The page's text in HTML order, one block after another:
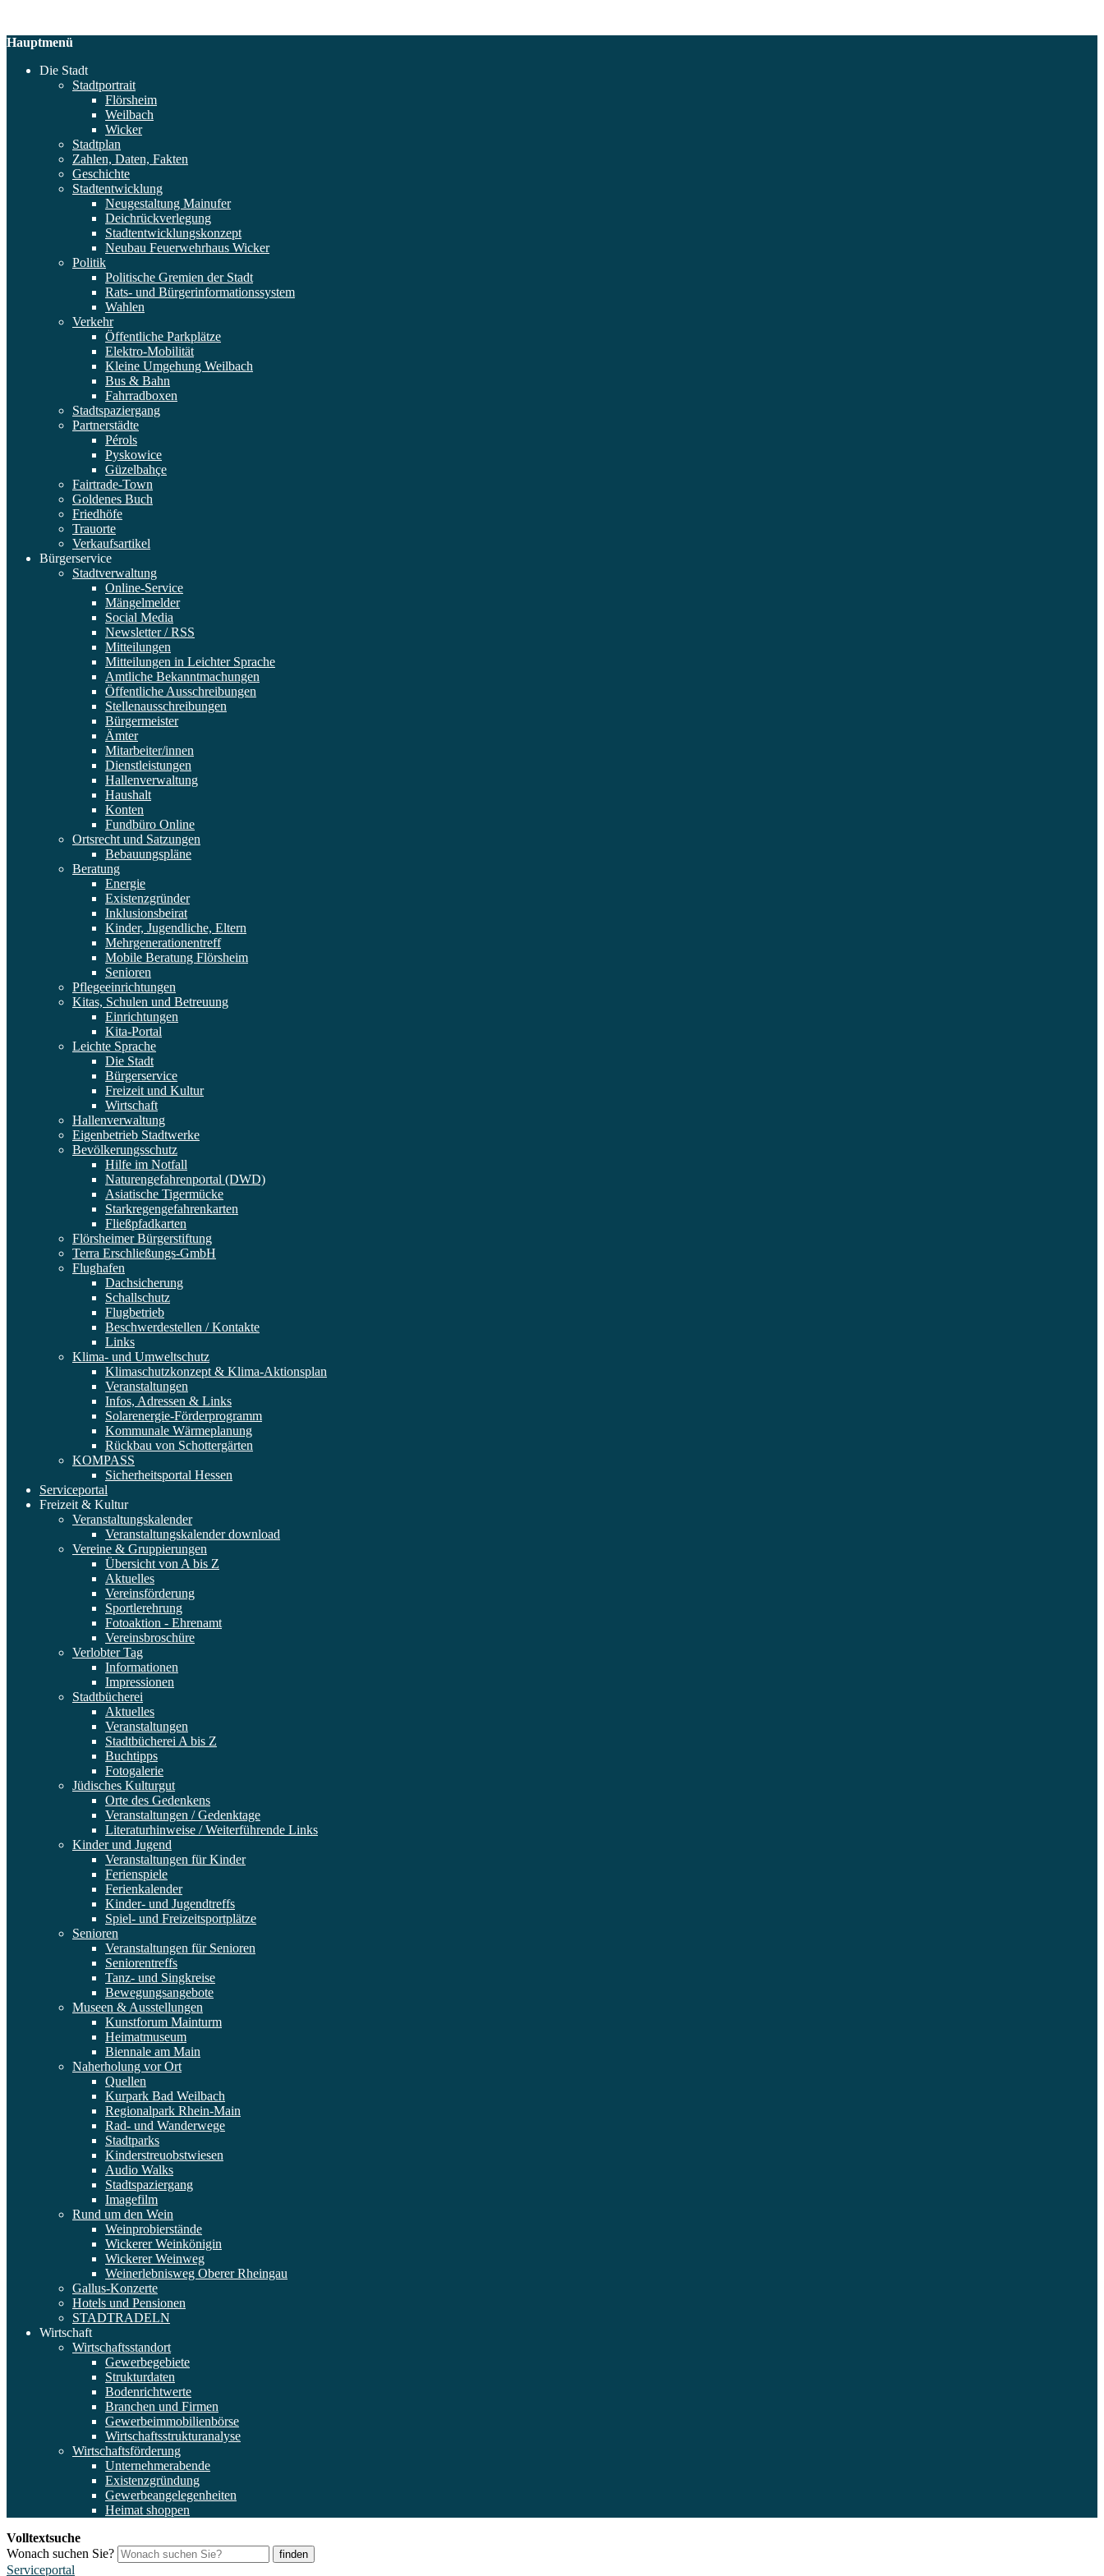
Hauptmenü
Die Stadt
Stadtportrait
Flörsheim
Weilbach
Wicker
Stadtplan
Zahlen, Daten, Fakten
Geschichte
Stadtentwicklung
Neugestaltung Mainufer
Deichrückverlegung
Stadtentwicklungskonzept
Neubau Feuerwehrhaus Wicker
Politik
Politische Gremien der Stadt
Rats- und Bürgerinformationssystem
Wahlen
Verkehr
Öffentliche Parkplätze
Elektro-Mobilität
Kleine Umgehung Weilbach
Bus & Bahn
Fahrradboxen
Stadtspaziergang
Partnerstädte
Pérols
Pyskowice
Güzelbahçe
Fairtrade-Town
Goldenes Buch
Friedhöfe
Trauorte
Verkaufsartikel
Bürgerservice
Stadtverwaltung
Online-Service
Mängelmelder
Social Media
Newsletter / RSS
Mitteilungen
Mitteilungen in Leichter Sprache
Amtliche Bekanntmachungen
Öffentliche Ausschreibungen
Stellenausschreibungen
Bürgermeister
Ämter
Mitarbeiter/innen
Dienstleistungen
Hallenverwaltung
Haushalt
Konten
Fundbüro Online
Ortsrecht und Satzungen
Bebauungspläne
Beratung
Energie
Existenzgründer
Inklusionsbeirat
Kinder, Jugendliche, Eltern
Mehrgenerationentreff
Mobile Beratung Flörsheim
Senioren
Pflegeeinrichtungen
Kitas, Schulen und Betreuung
Einrichtungen
Kita-Portal
Leichte Sprache
Die Stadt
Bürgerservice
Freizeit und Kultur
Wirtschaft
Hallenverwaltung
Eigenbetrieb Stadtwerke
Bevölkerungsschutz
Hilfe im Notfall
Naturengefahrenportal (DWD)
Asiatische Tigermücke
Starkregengefahrenkarten
Fließpfadkarten
Flörsheimer Bürgerstiftung
Terra Erschließungs-GmbH
Flughafen
Dachsicherung
Schallschutz
Flugbetrieb
Beschwerdestellen / Kontakte
Links
Klima- und Umweltschutz
Klimaschutzkonzept & Klima-Aktionsplan
Veranstaltungen
Infos, Adressen & Links
Solarenergie-Förderprogramm
Kommunale Wärmeplanung
Rückbau von Schottergärten
KOMPASS
Sicherheitsportal Hessen
Serviceportal
Freizeit & Kultur
Veranstaltungskalender
Veranstaltungskalender download
Vereine & Gruppierungen
Übersicht von A bis Z
Aktuelles
Vereinsförderung
Sportlerehrung
Fotoaktion - Ehrenamt
Vereinsbroschüre
Verlobter Tag
Informationen
Impressionen
Stadtbücherei
Aktuelles
Veranstaltungen
Stadtbücherei A bis Z
Buchtipps
Fotogalerie
Jüdisches Kulturgut
Orte des Gedenkens
Veranstaltungen / Gedenktage
Literaturhinweise / Weiterführende Links
Kinder und Jugend
Veranstaltungen für Kinder
Ferienspiele
Ferienkalender
Kinder- und Jugendtreffs
Spiel- und Freizeitsportplätze
Senioren
Veranstaltungen für Senioren
Seniorentreffs
Tanz- und Singkreise
Bewegungsangebote
Museen & Ausstellungen
Kunstforum Mainturm
Heimatmuseum
Biennale am Main
Naherholung vor Ort
Quellen
Kurpark Bad Weilbach
Regionalpark Rhein-Main
Rad- und Wanderwege
Stadtparks
Kinderstreuobstwiesen
Audio Walks
Stadtspaziergang
Imagefilm
Rund um den Wein
Weinprobierstände
Wickerer Weinkönigin
Wickerer Weinweg
Weinerlebnisweg Oberer Rheingau
Gallus-Konzerte
Hotels und Pensionen
STADTRADELN
Wirtschaft
Wirtschaftsstandort
Gewerbegebiete
Strukturdaten
Bodenrichtwerte
Branchen und Firmen
Gewerbeimmobilienbörse
Wirtschaftsstrukturanalyse
Wirtschaftsförderung
Unternehmerabende
Existenzgründung
Gewerbeangelegenheiten
Heimat shoppen
Volltextsuche
Wonach suchen Sie?
finden
Serviceportal